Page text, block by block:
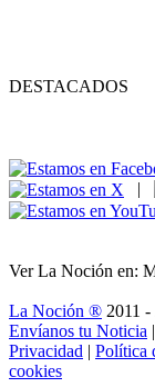
DESTACADOS
|
Ver La Noción en:
La Noción ® 2011 -
Envíanos tu Noticia |
Privacidad | Política
cookies